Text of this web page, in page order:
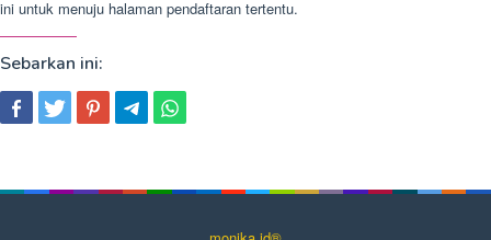
ini untuk menuju halaman pendaftaran tertentu.
Sebarkan ini: